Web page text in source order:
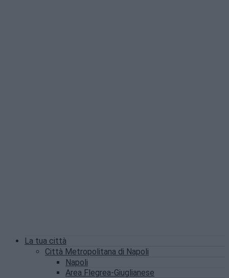
La tua città
Città Metropolitana di Napoli
Napoli
Area Flegrea-Giuglianese